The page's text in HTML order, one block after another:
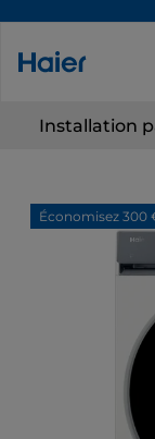
Installation
Économisez 300